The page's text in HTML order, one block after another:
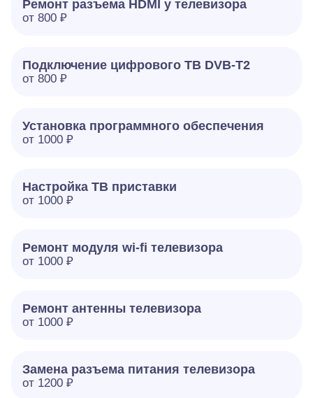
Ремонт разъема HDMI у телевизора
от 800 ₽
Подключение цифрового ТВ DVB-T2
от 800 ₽
Установка программного обеспечения
от 1000 ₽
Настройка ТВ приставки
от 1000 ₽
Ремонт модуля wi-fi телевизора
от 1000 ₽
Ремонт антенны телевизора
от 1000 ₽
Замена разъема питания телевизора
от 1200 ₽